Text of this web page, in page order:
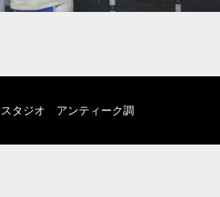
スタジオ アンティーク調